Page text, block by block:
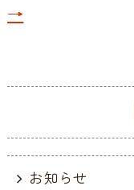
→
お知らせ